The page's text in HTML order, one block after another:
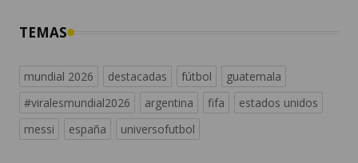
TEMAS
mundial 2026 destacadas fútbol
guatemala
#viralesmundial2026
argentina fifa
estados unidos
messi
españa universofutbol